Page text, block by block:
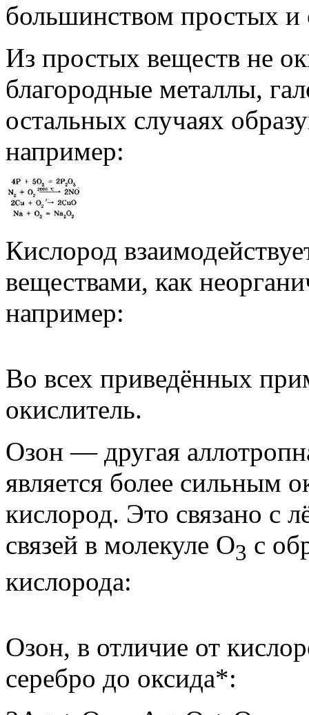
большинством простых
Из простых веществ не
благородные металлы,
остальных случаях
например:
Кислород
веществами, как
например:
Во всех приведённых
окислитель.
Озон — другая
является более сильным
кислород. Это связано с
связей в молекуле O3 с
кислорода:
Озон, в отличие от
серебро до оксида*: